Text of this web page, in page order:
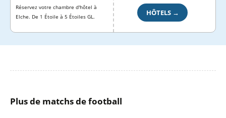
Réservez votre chambre d'hôtel à
Elche. De 1 Étoile à 5 Étoiles GL.
HÔTELS →
Plus de matchs de football